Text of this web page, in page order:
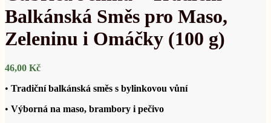
Balkánská Směs pro Maso,
Zeleninu i Omáčky (100 g)
46,00 Kč
• Tradiční balkánská směs s bylinkovou vůní
• Výborná na maso, brambory i pečivo